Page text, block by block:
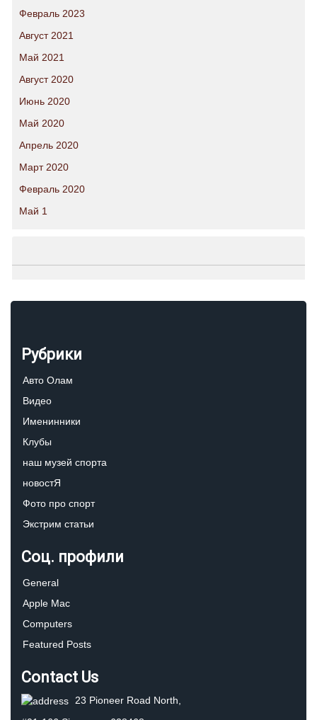
Февраль 2023
Август 2021
Май 2021
Август 2020
Июнь 2020
Май 2020
Апрель 2020
Март 2020
Февраль 2020
Май 1
Рубрики
Авто Олам
Видео
Именинники
Клубы
наш музей спорта
новостЯ
Фото про спорт
Экстрим статьи
Соц. профили
General
Apple Mac
Computers
Featured Posts
Contact Us
23 Pioneer Road North,